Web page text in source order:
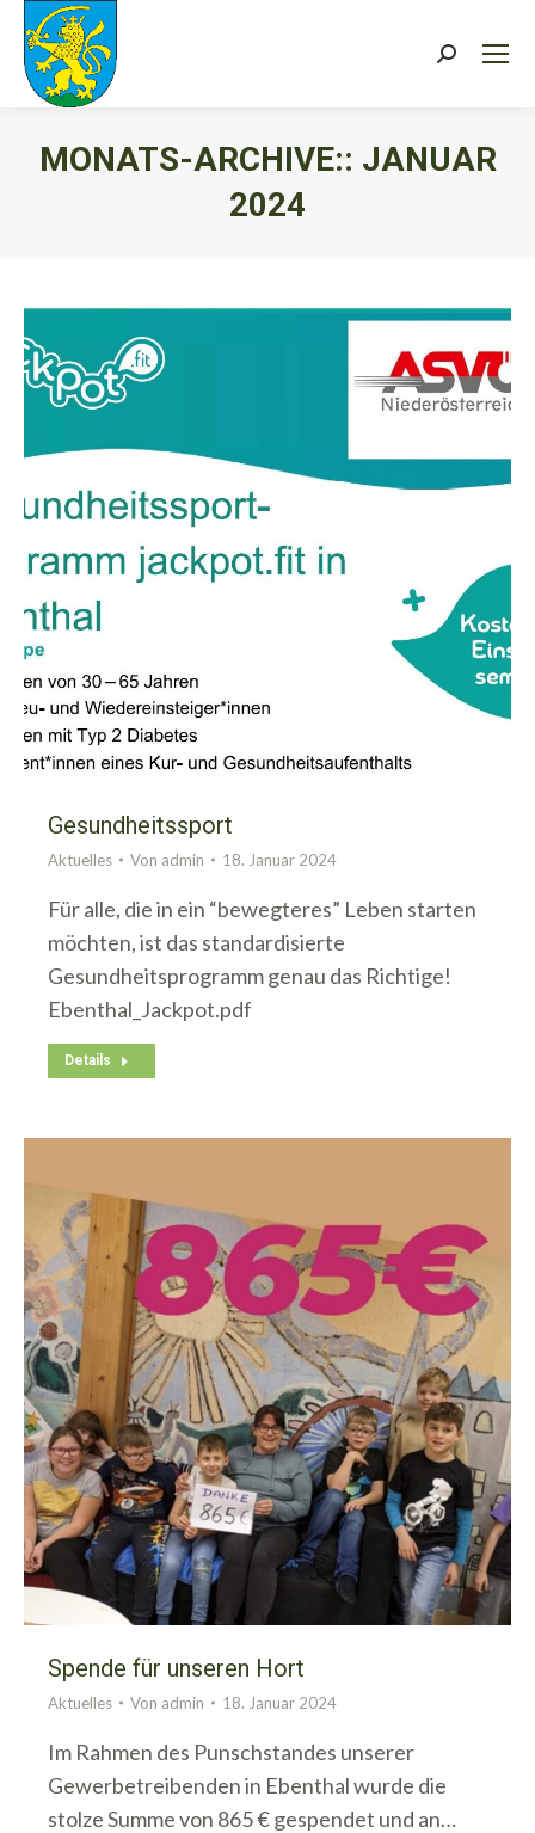
Search:
MONATS-ARCHIVE:: JANUAR
2024
Gesundheitssport
Aktuelles Von admin 18. Januar 2024
Für alle, die in ein “bewegteres” Leben starten
möchten, ist das standardisierte
Gesundheitsprogramm genau das Richtige!
Ebenthal_Jackpot.pdf
Details
Spende für unseren Hort
Aktuelles Von admin 18. Januar 2024
Im Rahmen des Punschstandes unserer
Gewerbetreibenden in Ebenthal wurde die
stolze Summe von 865 € gespendet und an…